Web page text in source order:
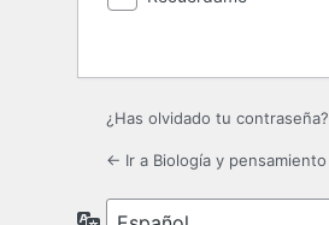
¿Has olvidado tu contraseña?
← Ir a Biología y pensamiento
Idioma